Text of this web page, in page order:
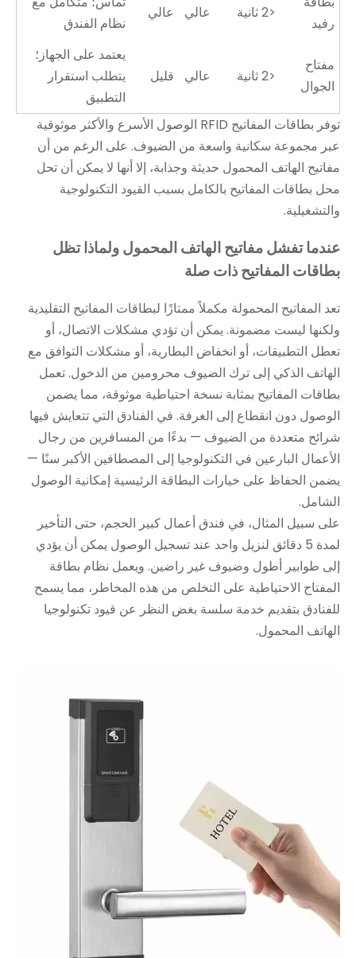
رفيد
<2 ثانية عالي عالي
نظام الفندق
مفتاح
الجوال
<2 ثانية عالي قليل
يعتمد على الجهاز؛
يتطلب استقرار
التطبيق
توفر بطاقات المفاتيح RFID الوصول الأسرع والأكثر موثوقية
عبر مجموعة سكانية واسعة من الضيوف. على الرغم من أن
مفاتيح الهاتف المحمول حديثة وجذابة، إلا أنها لا يمكن أن تحل
محل بطاقات المفاتيح بالكامل بسبب القيود التكنولوجية
والتشغيلية.
عندما تفشل مفاتيح الهاتف المحمول ولماذا تظل
بطاقات المفاتيح ذات صلة
تعد المفاتيح المحمولة مكملاً ممتازًا لبطاقات المفاتيح التقليدية
ولكنها ليست مضمونة. يمكن أن تؤدي مشكلات الاتصال، أو
تعطل التطبيقات، أو انخفاض البطارية، أو مشكلات التوافق مع
الهاتف الذكي إلى ترك الضيوف محرومين من الدخول. تعمل
بطاقات المفاتيح بمثابة نسخة احتياطية موثوقة، مما يضمن
الوصول دون انقطاع إلى الغرفة. في الفنادق التي تتعايش فيها
شرائح متعددة من الضيوف — بدءًا من المسافرين من رجال
الأعمال البارعين في التكنولوجيا إلى المصطافين الأكبر سنًا —
يضمن الحفاظ على خيارات البطاقة الرئيسية إمكانية الوصول
الشامل.
على سبيل المثال، في فندق أعمال كبير الحجم، حتى التأخير
لمدة 5 دقائق لنزيل واحد عند تسجيل الوصول يمكن أن يؤدي
إلى طوابير أطول وضيوف غير راضين. ويعمل نظام بطاقة
المفتاح الاحتياطية على التخلص من هذه المخاطر، مما يسمح
للفنادق بتقديم خدمة سلسة بغض النظر عن قيود تكنولوجيا
الهاتف المحمول.